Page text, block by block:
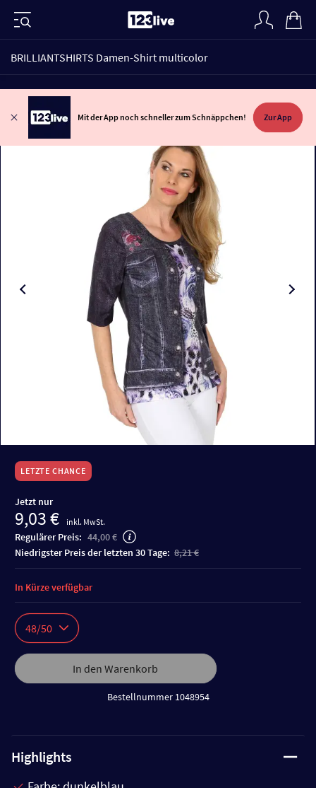
BRILLIANTSHIRTS Damen-Shirt multicolor
Mit der App noch schneller zum Schnäppchen! Zur App
LETZTE CHANCE
Jetzt nur
9,03 € inkl. MwSt.
Regulärer Preis: 44,00 €
niedrigster Preis der letzten 30 Tage: 8,21 €
48/50
In den Warenkorb
Bestellnummer 1048954
In Kürze verfügbar
Highlights